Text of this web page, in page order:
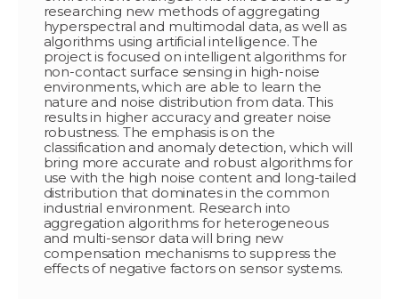
researching new methods of aggregating
hyperspectral and multimodal data, as well as
algorithms using artificial intelligence. The
project is focused on intelligent algorithms for
non-contact surface sensing in high-noise
environments, which are able to learn the
nature and noise distribution from data. This
results in higher accuracy and greater noise
robustness. The emphasis is on the
classification and anomaly detection, which will
bring more accurate and robust algorithms for
use with the high noise content and long-tailed
distribution that dominates in the common
industrial environment. Research into
aggregation algorithms for heterogeneous
and multi-sensor data will bring new
compensation mechanisms to suppress the
effects of negative factors on sensor systems.